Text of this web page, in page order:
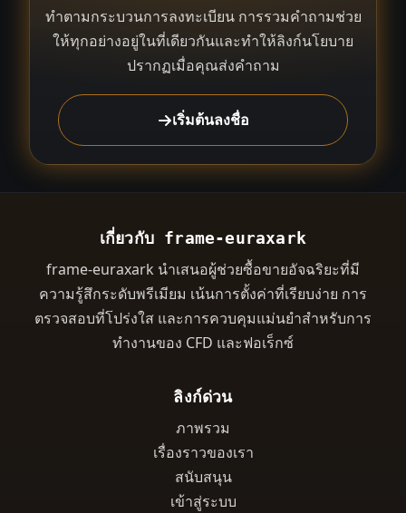
ทำตามกระบวนการลงทะเบียน การรวมคำถามช่วย
ให้ทุกอย่างอยู่ในที่เดียวกันและทำให้ลิงก์นโยบาย
ปรากฏเมื่อคุณส่งคำถาม
เริ่มต้นลงชื่อ
เกี่ยวกับ frame-euraxark
frame-euraxark นำเสนอผู้ช่วยซื้อขายอัจฉริยะที่มี
ความรู้สึกระดับพรีเมียม เน้นการตั้งค่าที่เรียบง่าย การ
ตรวจสอบที่โปร่งใส และการควบคุมแม่นยำสำหรับการ
ทำงานของ CFD และฟอเร็กซ์
ลิงก์ด่วน
ภาพรวม
เรื่องราวของเรา
สนับสนุน
เข้าสู่ระบบ